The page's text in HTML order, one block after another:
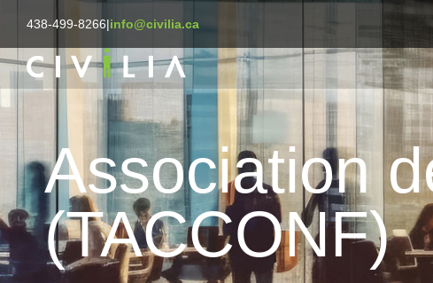
438-499-8266|info@civilia.ca
Association
(TACCONF)